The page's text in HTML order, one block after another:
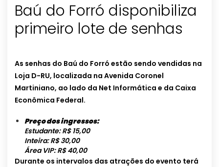
Baú do Forró disponibiliza
primeiro lote de senhas
As senhas do Baú do Forró estão sendo vendidas na
Loja D-RU, localizada na Avenida Coronel
Martiniano, ao lado da Net Informática e da Caixa
Econômica Federal.
Preço dos ingressos:
Estudante: R$ 15,00
Inteira: R$ 30,00
Área VIP: R$ 40,00
Durante os intervalos das atrações do evento terá